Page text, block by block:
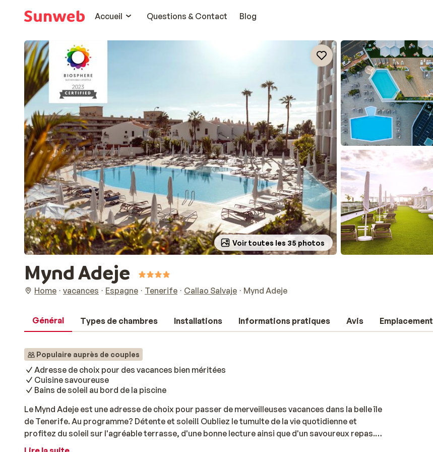
Accueil
Questions & Contact Blog
Voir toutes les 35 photos
Mynd Adeje
Home vacances Espagne Tenerife Callao Salvaje Mynd Adeje
Général Types de chambres Installations Informations pratiques Avis Emplacement
Populaire auprès de couples
Adresse de choix pour des vacances bien méritées
Cuisine savoureuse
Bains de soleil au bord de la piscine
Le Mynd Adeje est une adresse de choix pour passer de merveilleuses vacances dans la belle île
de Tenerife. Au programme? Détente et soleil! Oubliez le tumulte de la vie quotidienne et
profitez du soleil sur l'agréable terrasse, d'une bonne lecture ainsi que d'un savoureux repas.
Vous aurez le choix entre plusieurs restaurants pour satisfaire vos papilles... N'oubliez pas de